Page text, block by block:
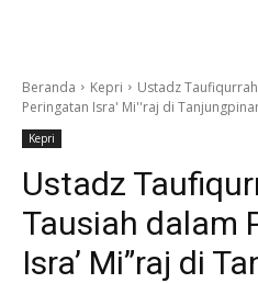
Beranda Kepri
Ustadz
Peringatan Isra' Mi''raj di
Kepri
Ustadz
Tausiah dalam
Isra’ Mi”raj di